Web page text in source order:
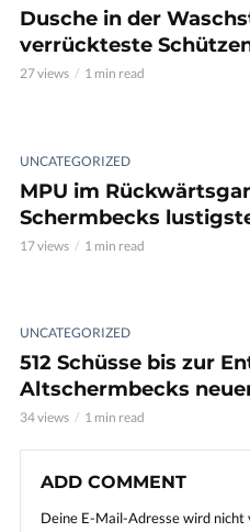
Dusche in der
verrückteste
27 views 1 min read
UNCATEGORIZED
MPU im
Schermbecks
17 views 1 min read
UNCATEGORIZED
512 Schüsse bis zur
Altschermbecks
34 views 1 min read
ADD COMMENT
Deine E-Mail-Adresse wird nicht